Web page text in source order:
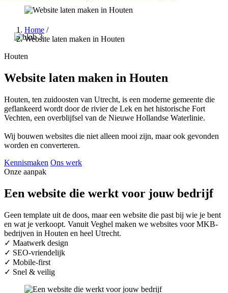
Home /
Website laten maken in Houten
Houten
Website laten maken in Houten
Houten, ten zuidoosten van Utrecht, is een moderne gemeente die
geflankeerd wordt door de rivier de Lek en het historische Fort
Vechten, een overblijfsel van de Nieuwe Hollandse Waterlinie.
Wij bouwen websites die niet alleen mooi zijn, maar ook gevonden
worden en converteren.
Kennismaken Ons werk
Onze aanpak
Een website die werkt voor jouw bedrijf
Geen template uit de doos, maar een website die past bij wie je bent
en wat je verkoopt. Vanuit Veghel maken we websites voor MKB-
bedrijven in Houten en heel Utrecht.
✓ Maatwerk design
✓ SEO-vriendelijk
✓ Mobile-first
✓ Snel & veilig